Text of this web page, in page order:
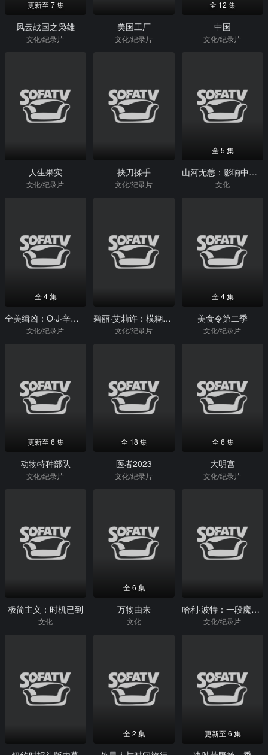
更新至 7 集
风云战国之枭雄
文化/纪录片
美国工厂
文化/纪录片
全 12 集
中国
文化/纪录片
人生果实
文化/纪录片
挟刀揉手
文化/纪录片
全 5 集
山河无恙：影响中国的疫情档案
文化
全 4 集
全美缉凶：O·J·辛普森
文化/纪录片
碧丽·艾莉许：模糊世界
文化/纪录片
全 4 集
美食令第二季
文化/纪录片
更新至 6 集
动物特种部队
文化/纪录片
全 18 集
医者2023
文化/纪录片
全 6 集
大明宫
文化/纪录片
极简主义：时机已到
文化
全 6 集
万物由来
文化
哈利·波特：一段魔法史
文化/纪录片
全 2 集 更新至 6 集